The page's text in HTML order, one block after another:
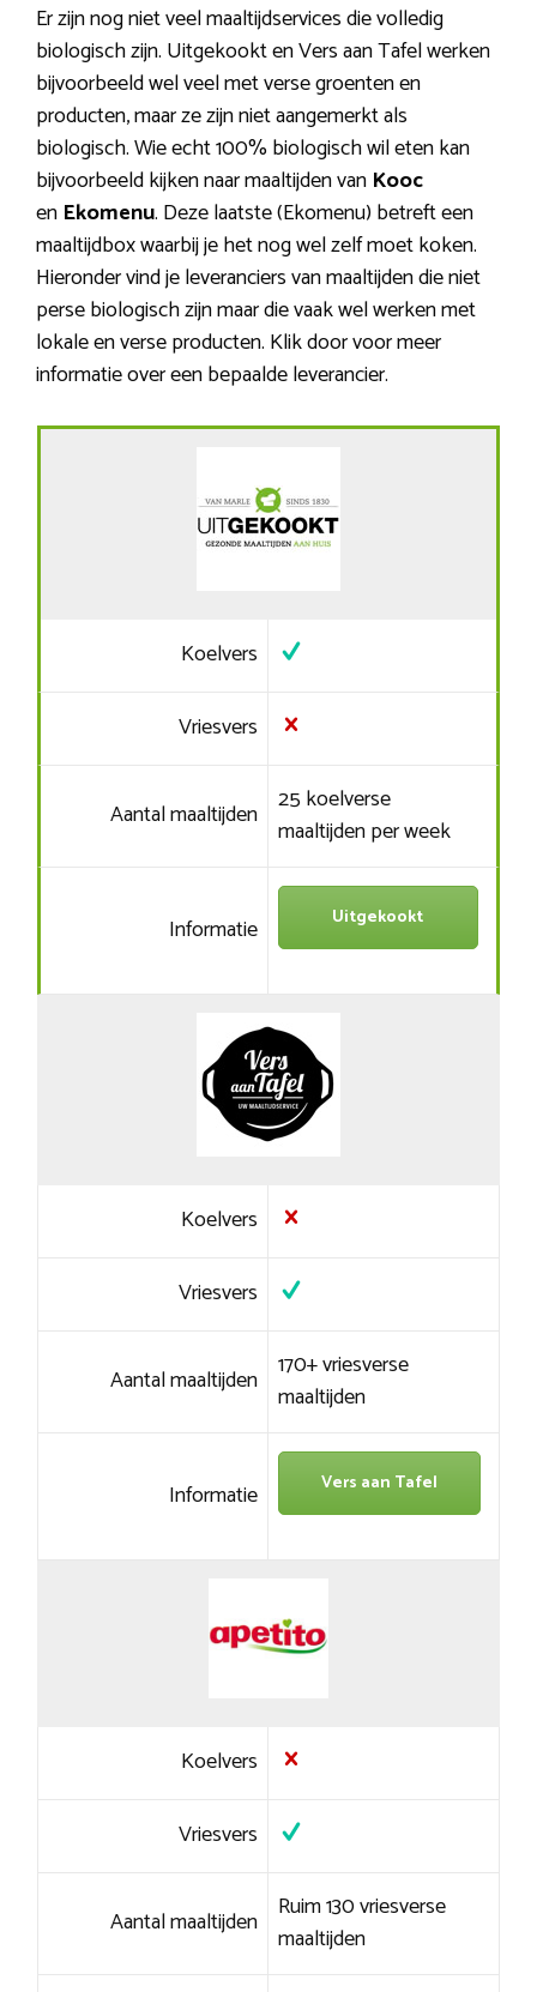
Er zijn nog niet veel maaltijdservices die volledig
biologisch zijn. Uitgekookt en Vers aan Tafel werken
bijvoorbeeld wel veel met verse groenten en
producten, maar ze zijn niet aangemerkt als
biologisch. Wie echt 100% biologisch wil eten kan
bijvoorbeeld kijken naar maaltijden van Kooc
en Ekomenu. Deze laatste (Ekomenu) betreft een
maaltijdbox waarbij je het nog wel zelf moet koken.
Hieronder vind je leveranciers van maaltijden die niet
perse biologisch zijn maar die vaak wel werken met
lokale en verse producten. Klik door voor meer
informatie over een bepaalde leverancier.
Koelvers
Vriesvers
Aantal maaltijden 25 koelverse
maaltijden per week
Informatie Uitgekookt
Koelvers
Vriesvers
Aantal maaltijden 170+ vriesverse
maaltijden
Informatie Vers aan Tafel
Koelvers
Vriesvers
Aantal maaltijden Ruim 130 vriesverse
maaltijden